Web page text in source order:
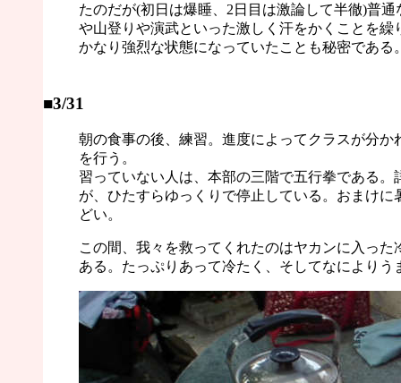
たのだが(初日は爆睡、2日目は激論して半徹)普
や山登りや演武といった激しく汗をかくことを繰
かなり強烈な状態になっていたことも秘密である
■3/31
朝の食事の後、練習。進度によってクラスが分か
を行う。
習っていない人は、本部の三階で五行拳である。
が、ひたすらゆっくりで停止している。おまけに
どい。
この間、我々を救ってくれたのはヤカンに入った
ある。たっぷりあって冷たく、そしてなによりう